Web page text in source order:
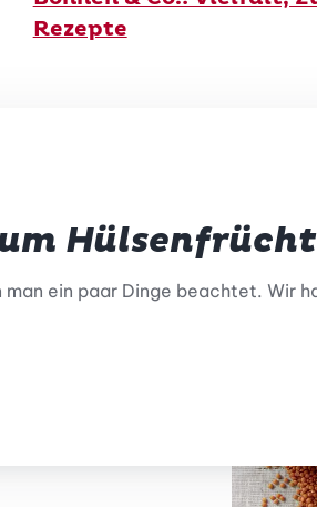
Rezepte
ein paar Dinge beachtet. Wir